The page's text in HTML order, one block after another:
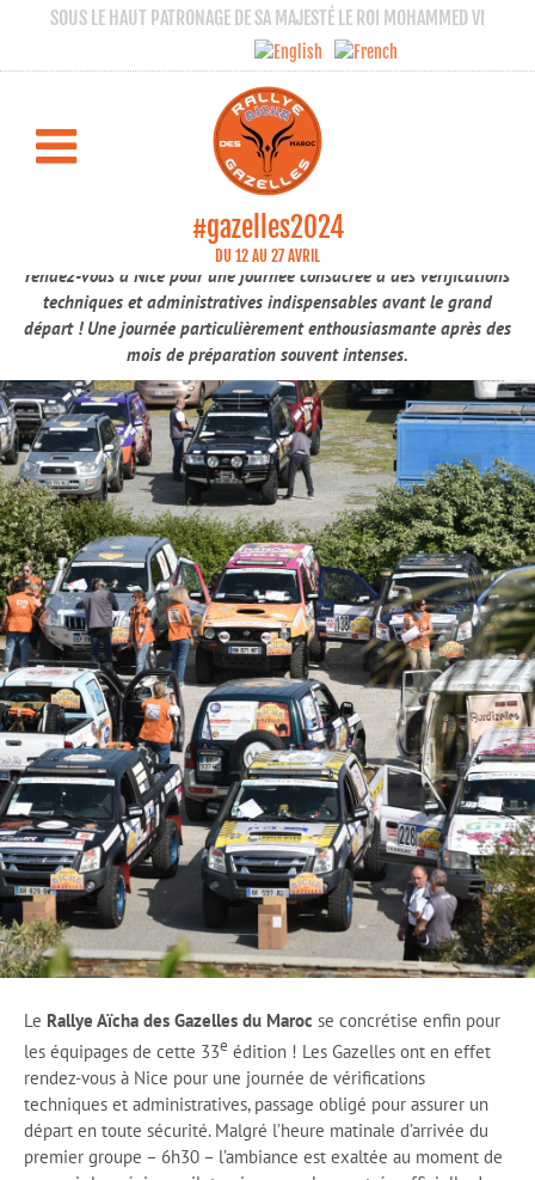
SOUS LE HAUT PATRONAGE DE SA MAJESTÉ LE ROI MOHAMMED VI
#gazelles2024
DU 12 AU 27 AVRIL
Top départ de la 33e édition du Rallye Aïcha
des Gazelles à Nice
VÉRIFICATIONS, NICE
Nice | Vérifications
Avant de prendre la direction du Maroc, les Gazelles avaient
rendez-vous à Nice pour une journée consacrée à des vérifications
techniques et administratives indispensables avant le grand
départ ! Une journée particulièrement enthousiasmante après des
mois de préparation souvent intenses.
Le Rallye Aïcha des Gazelles du Maroc se concrétise enfin pour
les équipages de cette 33e édition ! Les Gazelles ont en effet
rendez-vous à Nice pour une journée de vérifications
techniques et administratives, passage obligé pour assurer un
départ en toute sécurité. Malgré l’heure matinale d’arrivée du
premier groupe – 6h30 – l’ambiance est exaltée au moment de